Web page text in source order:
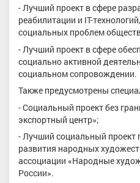
- Лучший проект в сфере
реабилитации и IT-
социальных проблем
- Лучший проект в сфере
социально активной
социальном сопровождении.
Также предусмотрены
- Социальный проект без
экспортный центр»;
- Лучший социальный проект
развития народных
ассоциации «Народные
России».